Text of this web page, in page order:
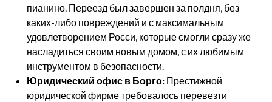
пианино. Переезд был завершен за полдня, без
каких-либо повреждений и с максимальным
удовлетворением Росси, которые смогли сразу же
насладиться своим новым домом, с их любимым
инструментом в безопасности.
Юридический офис в Борго: Престижной
юридической фирме требовалось перевезти